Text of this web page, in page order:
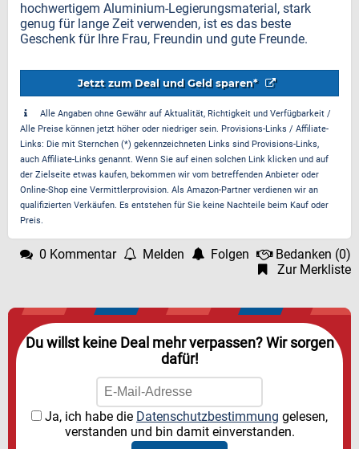
hochwertigem Aluminium-Legierungsmaterial, stark
genug für lange Zeit verwenden, ist es das beste
Geschenk für Ihre Frau, Freundin und gute Freunde.
Jetzt zum Deal und Geld sparen*
Alle Angaben ohne Gewähr auf Aktualität, Richtigkeit und Verfügbarkeit /
Alle Preise können jetzt höher oder niedriger sein. Provisions-Links / Affiliate-
Links: Die mit Sternchen (*) gekennzeichneten Links sind Provisions-Links,
auch Affiliate-Links genannt. Wenn Sie auf einen solchen Link klicken und auf
der Zielseite etwas kaufen, bekommen wir vom betreffenden Anbieter oder
Online-Shop eine Vermittlerprovision. Als Amazon-Partner verdienen wir an
qualifizierten Verkäufen. Es entstehen für Sie keine Nachteile beim Kauf oder
Preis.
0 Kommentar Melden Folgen Bedanken (0)
Zur Merkliste
Du willst keine Deal mehr verpassen? Wir sorgen
dafür!
Ja, ich habe die Datenschutzbestimmung gelesen,
verstanden und bin damit einverstanden.